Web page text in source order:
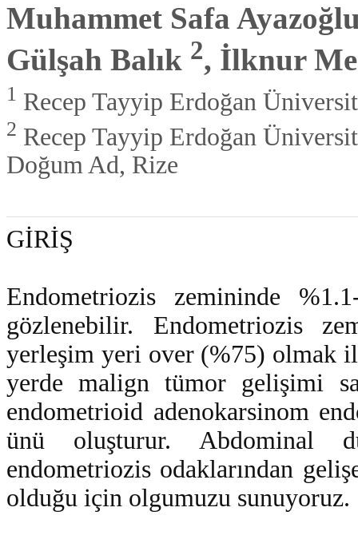
Muhammet Safa
Gülşah Balık 2, İlknur
1 Recep Tayyip Erdoğan
2 Recep Tayyip Erdoğan
Doğum Ad, Rize
GİRİŞ
Endometriozis zemininde
gözlenebilir. Endometriozis
yerleşim yeri over (%75) olmak
yerde malign tümor gelişimi
endometrioid adenokarsinom
ünü oluşturur. Abdominal
endometriozis odaklarından
olduğu için olgumuzu sunuyoruz.